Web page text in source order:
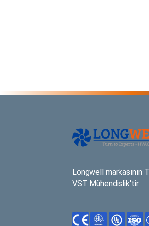
Longwell markasının
VST Mühendislik'tir.